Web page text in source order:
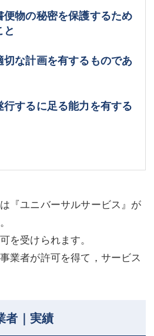
物の秘密を保護するため
な計画を有するものであ
するに足る能力を有する
『ユニバーサルサービス』が
を受けられます。
業者が許可を得て，サービス
者｜実績